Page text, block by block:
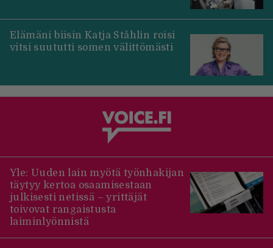
Elämäni biisin Katja Ståhlin roisi
vitsi suututti somen välittömästi
Yle: Uuden lain myötä työnhakijan
täytyy kertoa osaamisestaan
julkisesti netissä – yrittäjät
toivovat rangaistusta
laiminlyönnistä